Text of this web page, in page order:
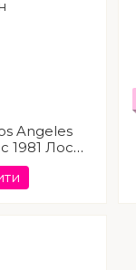
Angeles
1981 Лос